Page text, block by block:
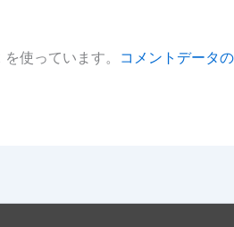
使っています。 コメントデータ